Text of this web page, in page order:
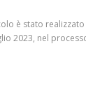
è stato realizzato
2023, nel